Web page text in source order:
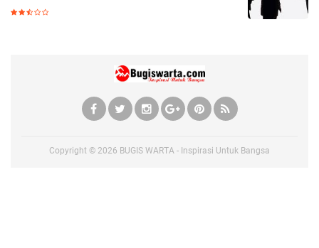
Copyright © 2026 BUGIS WARTA - Inspirasi Untuk Bangsa